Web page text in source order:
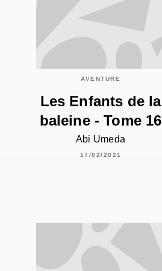
AVENTURE
Les Enfants de la
baleine - Tome 16
Abi Umeda
17/02/2021